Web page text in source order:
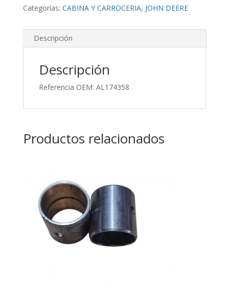
Categorías: CABINA Y CARROCERIA, JOHN DEERE
Descripción
Descripción
Referencia OEM: AL174358
Productos relacionados